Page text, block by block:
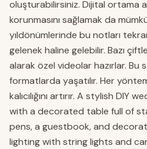
oluşturabilirsiniz. Dijital ortama
korunmasını sağlamak da
yıldönümlerinde bu notları
gelenek haline gelebilir. Bazı
alarak özel videolar hazırlar. Bu
formatlarda yaşatılır. Her
kalıcılığını artırır. A stylish DIY
with a decorated table full of
pens, a guestbook, and
lighting with string lights and